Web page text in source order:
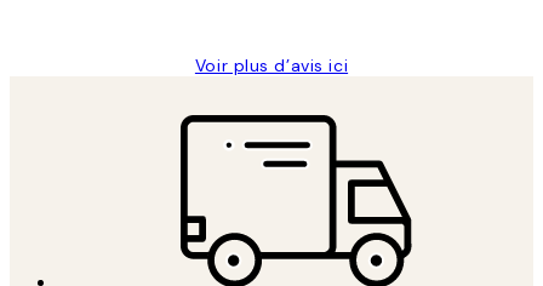
Voir plus d’avis ici